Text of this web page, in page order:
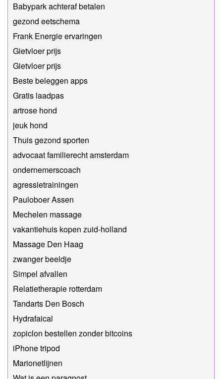
Babypark achteraf betalen
gezond eetschema
Frank Energie ervaringen
Gietvloer prijs
Gietvloer prijs
Beste beleggen apps
Gratis laadpas
artrose hond
jeuk hond
Thuis gezond sporten
advocaat familierecht amsterdam
​ondernemerscoach
agressietrainingen
Pauloboer Assen
Mechelen massage
vakantiehuis kopen zuid-holland
Massage Den Haag
zwanger beeldje
Simpel afvallen
Relatietherapie rotterdam
Tandarts Den Bosch
Hydrafaical
zopiclon bestellen zonder bitcoins
iPhone tripod
Marionetlijnen